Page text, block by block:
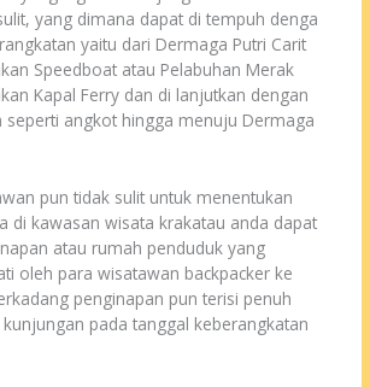
yang dimana dapat di tempuh denga
yaitu dari Dermaga Putri Carit
Speedboat atau Pelabuhan Merak
Kapal Ferry dan di lanjutkan dengan
angkot hingga menuju Dermaga
pun tidak sulit untuk menentukan
di kawasan wisata krakatau anda dapat
atau rumah penduduk yang
oleh para wisatawan backpacker ke
penginapan pun terisi penuh
pada tanggal keberangkatan